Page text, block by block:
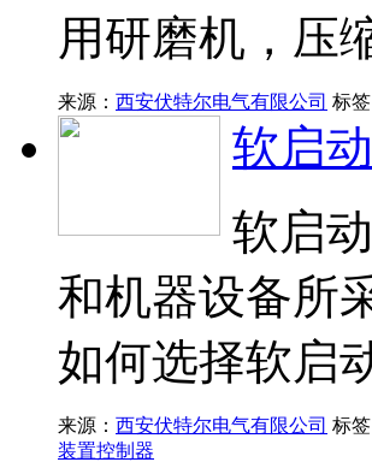
用研磨机，压
来源： 西安伏特尔电气有限公司 标签
软启
软启
和机器设备所
如何选择软启
来源： 西安伏特尔电气有限公司 标签
装置控制器